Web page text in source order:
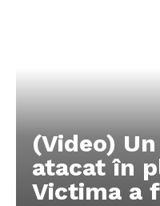
(Video)
atacat în
Victima a